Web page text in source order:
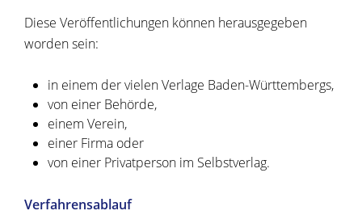
Diese Veröffentlichungen können herausgegeben
worden sein:
in einem der vielen Verlage Baden-Württembergs,
von einer Behörde,
einem Verein,
einer Firma oder
von einer Privatperson im Selbstverlag.
Verfahrensablauf